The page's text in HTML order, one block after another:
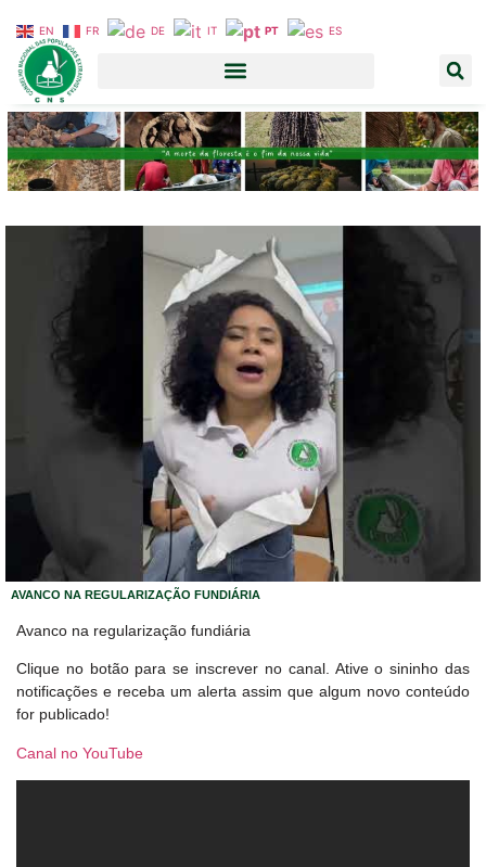
AVANCO NA REGULARIZAÇÃO FUNDIÁRIA
Avanco na regularização fundiária
Clique no botão para se inscrever no canal. Ative o sininho das
notificações e receba um alerta assim que algum novo conteúdo
for publicado!
Canal no YouTube
EN FR DE IT PT ES